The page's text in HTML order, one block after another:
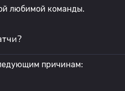
любимой команды.
причинам: